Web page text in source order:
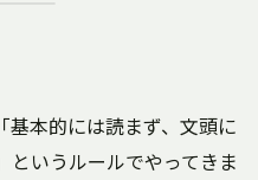
基本的には読まず、文頭に
いうルールでやってきま